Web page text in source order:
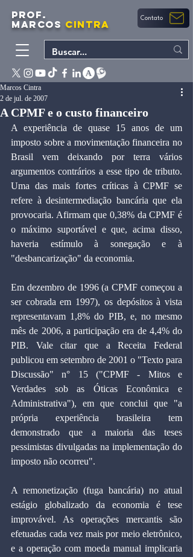
PROF.
MARCOS CINTRA Contato
A CPMF e o custo financeiro
Marcos Cintra
2 de jul. de 2007
A experiência de quase 15 anos de um
imposto sobre a movimentação financeira no
Brasil vem deixando por terra vários
argumentos contrários a esse tipo de tributo.
Uma das mais fortes críticas à CPMF se
refere à desintermediação bancária que ela
provocaria. Afirmam que 0,38% da CPMF é
o máximo suportável e que, acima disso,
haveria estímulo à sonegação e à
"desbancarização" da economia.
Em dezembro de 1996 (a CPMF começou a
ser cobrada em 1997), os depósitos à vista
representavam 1,8% do PIB, e, no mesmo
mês de 2006, a participação era de 4,4% do
PIB. Vale citar que a Receita Federal
publicou em setembro de 2001 o "Texto para
Discussão" n° 15 ("CPMF - Mitos e
Verdades sob as Óticas Econômica e
Administrativa"), em que conclui que "a
própria experiência brasileira tem
demonstrado que a maioria das teses
pessimistas divulgadas na implementação do
imposto não ocorreu".
A remonetização (fuga bancária) no atual
estágio globalizado da economia é tese
improvável. As operações mercantis são
efetuadas cada vez mais por meio eletrônico,
e a operação com moeda manual implicaria